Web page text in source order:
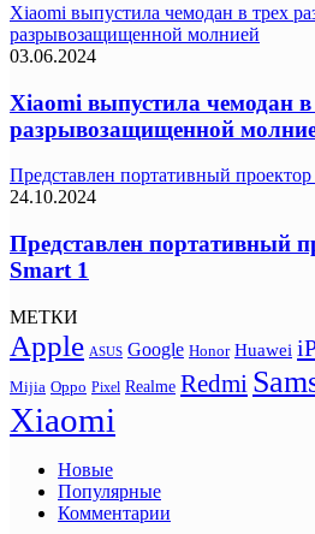
Xiaomi выпустила чемодан в трех
разрывозащищенной молнией
03.06.2024
Xiaomi выпустила чемодан в
разрывозащищенной
Представлен портативный проектор
24.10.2024
Представлен портативный
Smart 1
МЕТКИ
Apple ASUS Google Honor Huawei
Mijia Oppo Pixel Realme Redmi
Xiaomi
Новые
Популярные
Комментарии